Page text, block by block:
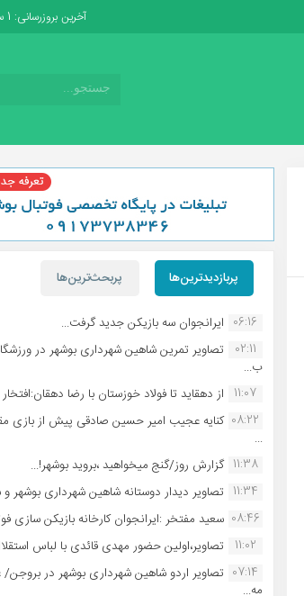
آخرین بروزرسانی: 1 سپتامبر 2020
پربازدیدترین‌ها پربحث‌ترین‌ها
06:16 ایرانجوان سه بازیکن جدید گرفت...
02:11
تصاویر تمرین شاهین شهردارى بوشهر در
ب...
11:07 از دهقاید تا فولاد خوزستان با رضا
08:22 کنایه عجیب امیر حسین صادقی پیش از بازی
...
11:38 گزارش روز/گنج میخواهید ،بروید بوشهر!...
11:34 تصاویر دیدار دوستانه شاهین شهردارى بوشهر
08:46 سعید مفتخر :ایرانجوان کارخانه بازیکن سازی
11:02
تصاویر،اولین حضور مهدی قائدی با لباس
07:14 تصاویر اردو شاهین شهرداری بوشهر در
مه...